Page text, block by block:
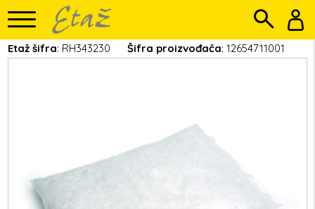
Etaž šifra: RH343230 Šifra proizvođača: 12654711001